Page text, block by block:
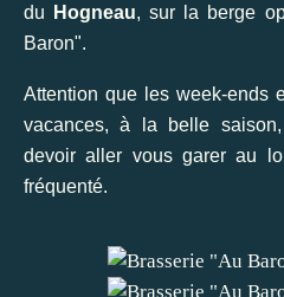
du
Hogneau, sur la berge
Baron".
Attention que les week-ends
vacances, à la belle
devoir aller vous garer au
fréquenté.